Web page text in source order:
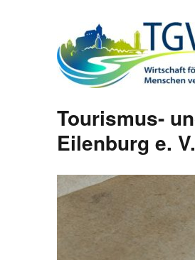
Tourismus-
Eilenburg e. V.